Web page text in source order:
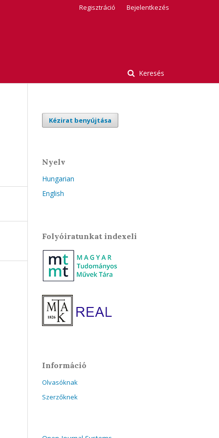
Keresés
Regisztráció Bejelentkezés
Kézirat benyújtása
Nyelv
Hungarian
English
Folyóiratunkat indexeli
Információ
Olvasóknak
Szerzőknek